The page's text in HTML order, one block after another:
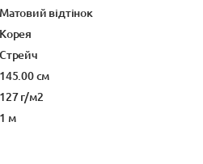
Матовий відтінок
Корея
Стрейч
145.00 см
127 г/м2
1 м